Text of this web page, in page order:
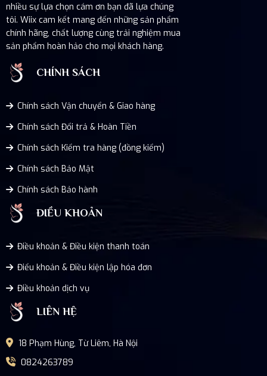
nhiều sự lựa chọn cám ơn bạn đã lựa chúng
tôi. Wiix cam kết mang đến những sản phẩm
chính hãng, chất lượng cùng trải nghiệm mua
sản phẩm hoàn hảo cho mọi khách hàng.
CHÍNH SÁCH
Chính sách Vận chuyển & Giao hàng
Chính sách Đổi trả & Hoàn Tiền
Chính sách Kiểm tra hàng (đồng kiểm)
Chính sách Bảo Mật
Chính sách Bảo hành
ĐIỀU KHOẢN
Điều khoản & Điều kiện thanh toán
Điểu khoản & Điều kiện lập hóa đơn
Điều khoản dịch vụ
LIÊN HỆ
18 Phạm Hùng, Từ Liêm, Hà Nội
0824263789